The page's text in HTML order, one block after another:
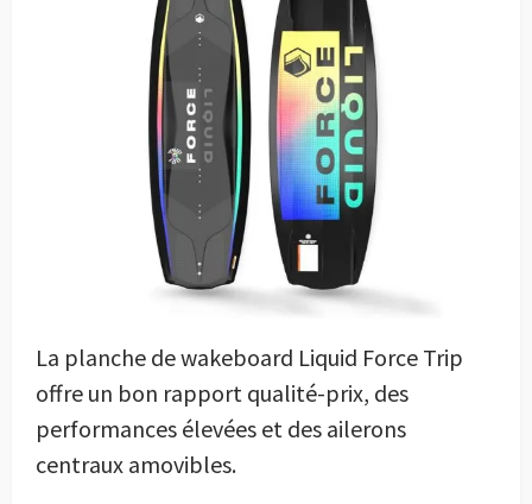
La planche de wakeboard Liquid Force Trip
offre un bon rapport qualité-prix, des
performances élevées et des ailerons
centraux amovibles.